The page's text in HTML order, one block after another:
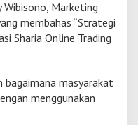
Wibisono, Marketing
membahas “Strategi
Sharia Online Trading
bagaimana masyarakat
menggunakan